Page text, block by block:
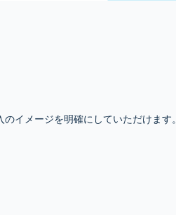
イメージを明確にしていただけます。